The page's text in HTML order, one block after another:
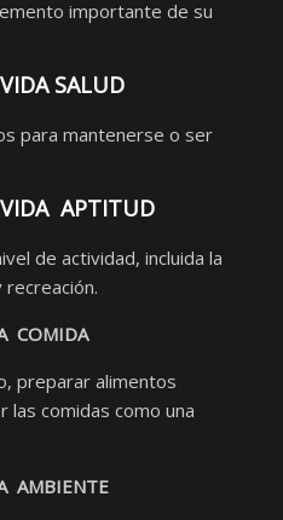
importante de su
SALUD
para mantenerse o ser
VIDA APTITUD
de actividad, incluida la
COMIDA
preparar alimentos
las comidas como una
AMBIENTE